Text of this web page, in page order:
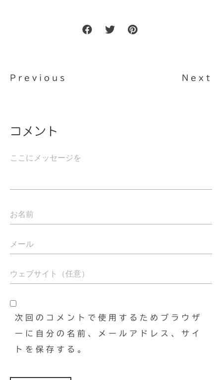
Previous Next
コメント
次回のコメントで使用するためブラウザ
ーに自分の名前、メールアドレス、サイ
トを保存する。